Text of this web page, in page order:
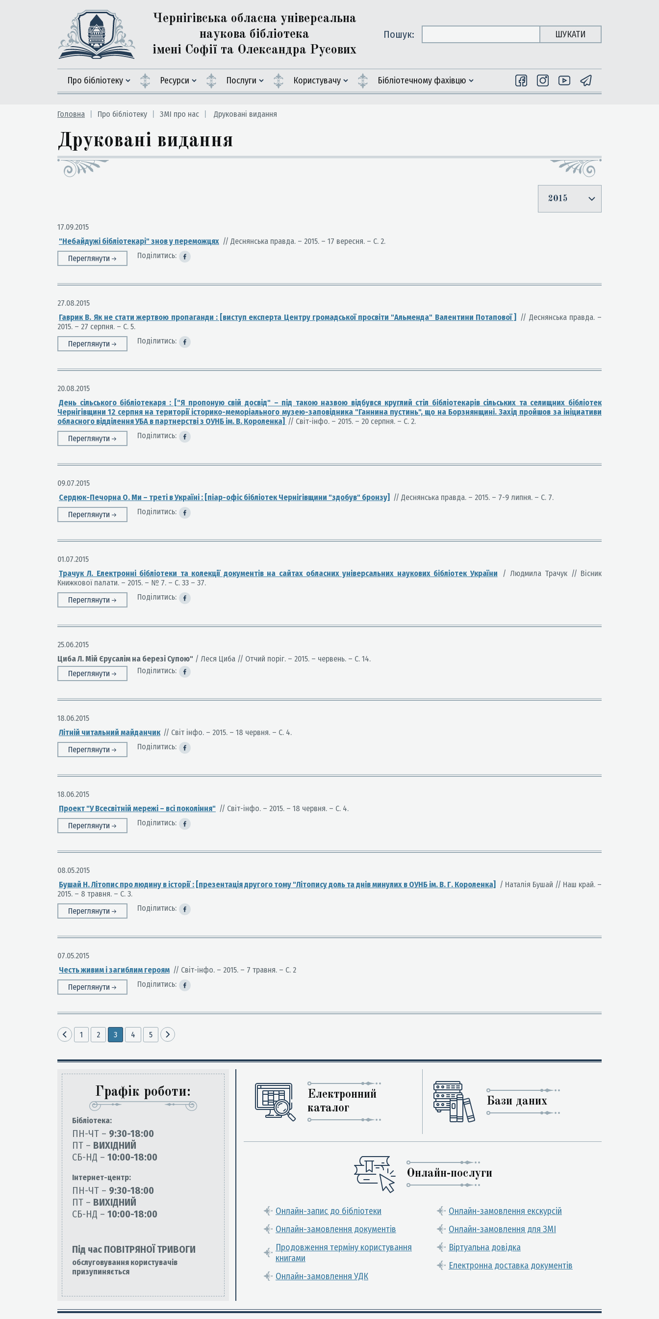
Чернігівська обласна універсальна
наукова бібліотека
імені Софії та Олександра Русових
Пошук: ШУКАТИ
Про бібліотеку Ресурси Послуги Користувачу Бiблiотечному фахiвцю
Головна Про бібліотеку ЗМІ про нас Друковані видання
Друковані видання
2015
17.09.2015
"Небайдужі бібліотекарі" знов у переможцях // Деснянська правда. – 2015. – 17 вересня. – С. 2.
Переглянути
Поділитись:
27.08.2015
Гаврик В. Як не стати жертвою пропаганди : [виступ експерта Центру громадської просвіти "Альменда" Валентини Потапової ]
// Деснянська правда. –
2015. – 27 серпня. – С. 5.
Переглянути
Поділитись:
20.08.2015
День сільського бібліотекаря : ["Я пропоную свій досвід" – під такою назвою відбувся круглий стіл бібліотекарів сільських та селищних бібліотек
Чернігівщини 12 серпня на території історико-меморіального музею-заповідника "Ганнина пустинь", що на Борзнянщині. Захід пройшов за ініциативи
обласного відділення УБА в партнерстві з ОУНБ ім. В. Короленка] // Світ-інфо. – 2015. – 20 серпня. – С. 2.
Переглянути
Поділитись:
09.07.2015
Сердюк-Печорна О. Ми – треті в Україні : [піар-офіс бібліотек Чернігівщини "здобув" бронзу]
// Деснянська правда. – 2015. – 7-9 липня. – С. 7.
Переглянути
Поділитись:
01.07.2015
Трачук Л. Електронні бібліотеки та колекції документів на сайтах обласних універсальних наукових бібліотек України
/ Людмила Трачук // Вісник
Книжкової палати. – 2015. – № 7. – С. 33 – 37.
Переглянути
Поділитись:
25.06.2015
Циба Л. Мій Єрусалім на березі Супою" / Леся Циба // Отчий поріг. – 2015. – червень. – С. 14.
Переглянути
Поділитись:
18.06.2015
Літній читальний майданчик // Світ інфо. – 2015. – 18 червня. – С. 4.
Переглянути
Поділитись:
18.06.2015
Проект "У Всесвітній мережі – всі покоління" // Світ-інфо. – 2015. – 18 червня. – С. 4.
Переглянути
Поділитись:
08.05.2015
Бушай Н. Літопис про людину в історії : [презентація другого тому "Літопису доль та днів минулих в ОУНБ ім. В. Г. Короленка]
/ Наталія Бушай // Наш край. –
2015. – 8 травня. – С. 3.
Переглянути
Поділитись:
07.05.2015
Честь живим і загиблим героям // Світ-інфо. – 2015. – 7 травня. – С. 2
Переглянути
Поділитись:
1 2 3 4 5
Графік роботи:
Бiблiотека:
ПН-ЧТ – 9:30-18:00
ПТ – ВИХІДНИЙ
СБ-НД – 10:00-18:00
Інтернет-центр:
ПН-ЧТ – 9:30-18:00
ПТ – ВИХІДНИЙ
СБ-НД – 10:00-18:00
Під час ПОВІТРЯНОЇ ТРИВОГИ
обслуговування користувачів
призупиняється
Електронний
каталог
Бази даних
Онлайн-послуги
Онлайн-запис до бібліотеки
Онлайн-замовлення документів
Продовження терміну користування
книгами
Онлайн-замовлення УДК
Онлайн-замовлення екскурсій
Онлайн-замовлення для ЗМІ
Віртуальна довідка
Електронна доставка документів